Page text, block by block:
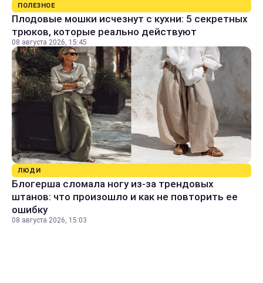
ПОЛЕЗНОЕ
Плодовые мошки исчезнут с кухни: 5 секретных
трюков, которые реально действуют
08 августа 2026, 15:45
ЛЮДИ
Блогерша сломала ногу из-за трендовых
штанов: что произошло и как не повторить ее
ошибку
08 августа 2026, 15:03